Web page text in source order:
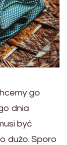
go
dnia
być
dużo. Sporo